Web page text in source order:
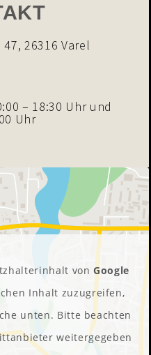
vonGoogle
Inhalt zuzugreifen,
unten. Bitte beachten
weitergegeben
26316 Varel
– 18:30 Uhr und
Uhr